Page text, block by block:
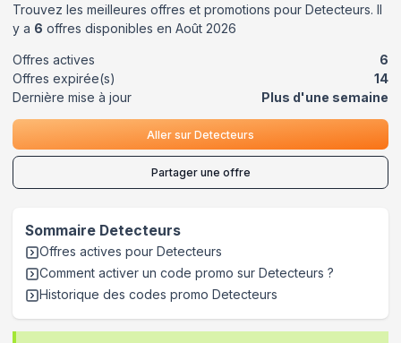
Trouvez les meilleures offres et promotions pour Detecteurs. Il
y a 6 offres disponibles en Août 2026
Offres actives
6
Offres expirée(s)
14
Dernière mise à jour
Plus d'une semaine
Aller sur Detecteurs
Partager une offre
Sommaire Detecteurs
Offres actives pour Detecteurs
Comment activer un code promo sur Detecteurs ?
Historique des codes promo Detecteurs